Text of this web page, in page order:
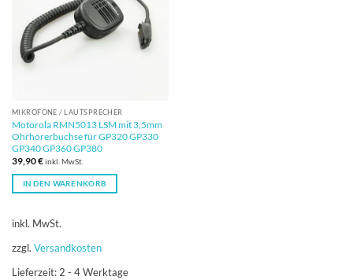
MIKROFONE / LAUTSPRECHER
Motorola RMN5013 LSM mit 3,5mm
Ohrhörerbuchse für GP320 GP330
GP340 GP360 GP380
39,90€inkl. MwSt.
IN DEN WARENKORB
inkl. MwSt.
zzgl. Versandkosten
Lieferzeit:2 - 4 Werktage